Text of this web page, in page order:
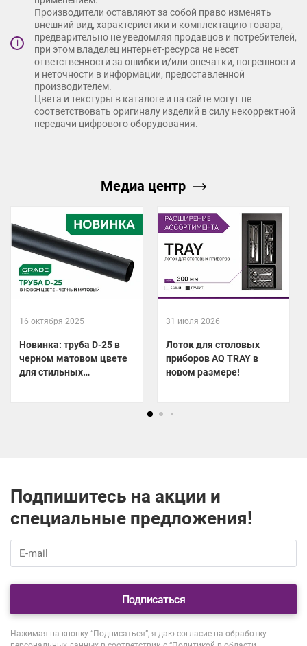
i
Производители оставляют за собой право изменять
внешний вид, характеристики и комплектацию товара,
предварительно не уведомляя продавцов и потребителей,
при этом владелец интернет-ресурса не несет
ответственности за ошибки и/или опечатки, погрешности
и неточности в информации, предоставленной
производителем.
Цвета и текстуры в каталоге и на сайте могут не
соответствовать оригиналу изделий в силу некорректной
передачи цифрового оборудования.
Медиа центр
16 октября 2025
Новинка: труба D-25 в
черном матовом цвете
для стильных
31 июля 2026
Лоток для столовых
приборов AQ TRAY в
новом размере!
Подпишитесь на акции и
специальные предложения!
Подписаться
Нажимая на кнопку “Подписаться”, я даю согласие на обработку